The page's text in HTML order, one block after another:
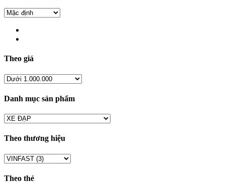
Theo giá
Danh mục sản phẩm
Theo thương hiệu
Theo thẻ